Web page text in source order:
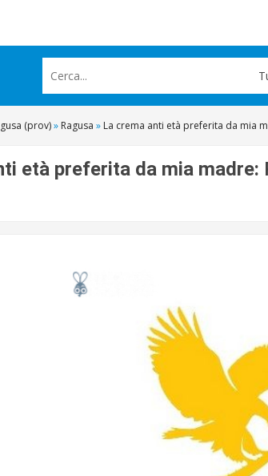
(prov)» Ragusa » La crema anti età preferita da mia
età preferita da mia madre: